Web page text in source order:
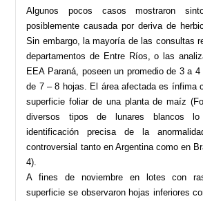
Algunos pocos casos mostraron
posiblemente causada por deriva de
Sin embargo, la mayoría de las consultas
departamentos de Entre Ríos, o las
EEA Paraná, poseen un promedio de 3 a 4
de 7 – 8 hojas. El área afectada es ínfima
superficie foliar de una planta de maíz
diversos tipos de lunares blancos
identificación precisa de la
controversial tanto en Argentina como en
4).
A fines de noviembre en lotes con
superficie se observaron hojas inferiores